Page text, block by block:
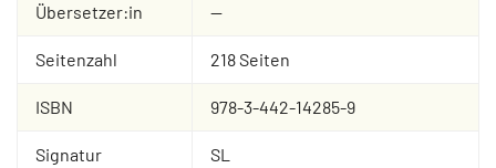
Übersetzer:in --
Seitenzahl 218 Seiten
ISBN 978-3-442-14285-9
Signatur SL